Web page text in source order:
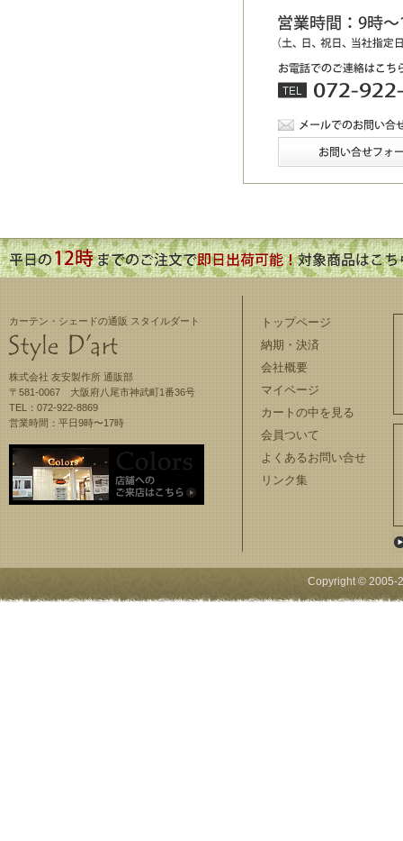
カーテン・シェードの通販 スタイルダート
株式会社 友安製作所 通販部
〒581-0067 大阪府八尾市神武町1番36号
TEL：072-922-8869
営業時間：平日9時〜17時
トップページ
納期・決済
会社概要
マイページ
カートの中を見る
会員ついて
よくあるお問い合せ
リンク集
Copyright © 2005-